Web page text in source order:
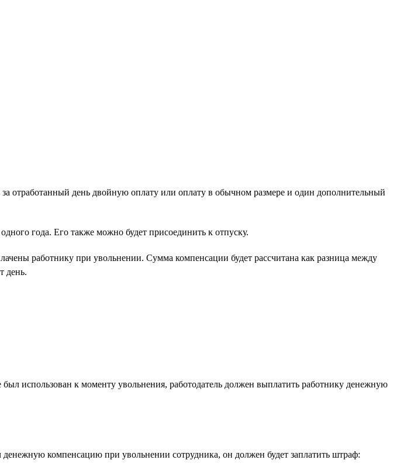
отработанный день двойную оплату или оплату в обычном размере и один дополнительный
года. Его также можно будет присоединить к отпуску.
работнику при увольнении. Сумма компенсации будет рассчитана как разница между
день.
использован к моменту увольнения, работодатель должен выплатить работнику денежную
компенсацию при увольнении сотрудника, он должен будет заплатить штраф: